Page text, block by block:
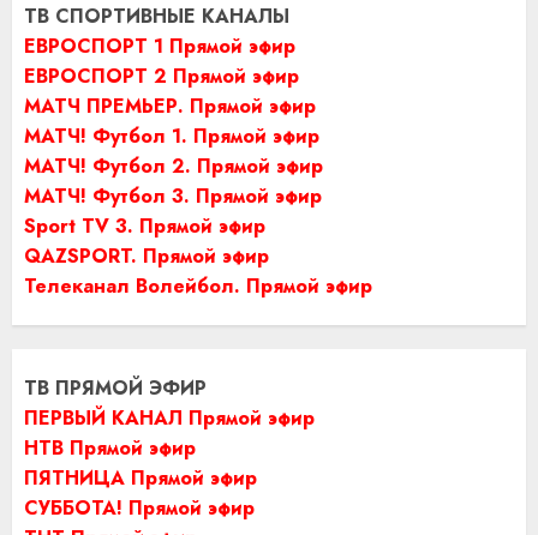
ТВ СПОРТИВНЫЕ КАНАЛЫ
ЕВРОСПОРТ 1 Прямой эфир
ЕВРОСПОРТ 2 Прямой эфир
МАТЧ ПРЕМЬЕР. Прямой эфир
МАТЧ! Футбол 1. Прямой эфир
МАТЧ! Футбол 2. Прямой эфир
МАТЧ! Футбол 3. Прямой эфир
Sport TV 3. Прямой эфир
QAZSPORT. Прямой эфир
Телеканал Волейбол. Прямой эфир
ТВ ПРЯМОЙ ЭФИР
ПЕРВЫЙ КАНАЛ Прямой эфир
НТВ Прямой эфир
ПЯТНИЦА Прямой эфир
СУББОТА! Прямой эфир